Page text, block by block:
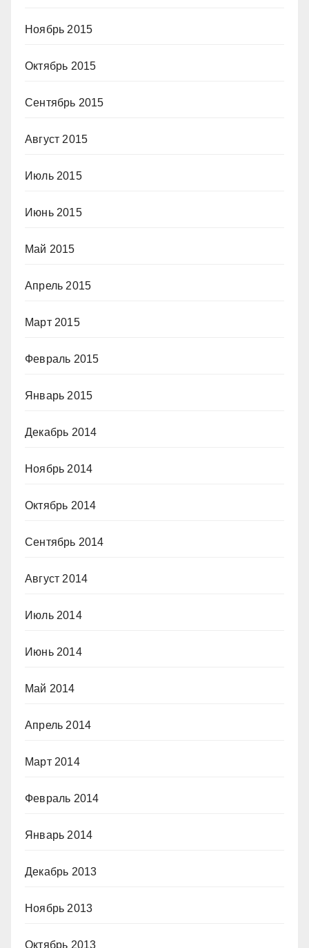
Ноябрь 2015
Октябрь 2015
Сентябрь 2015
Август 2015
Июль 2015
Июнь 2015
Май 2015
Апрель 2015
Март 2015
Февраль 2015
Январь 2015
Декабрь 2014
Ноябрь 2014
Октябрь 2014
Сентябрь 2014
Август 2014
Июль 2014
Июнь 2014
Май 2014
Апрель 2014
Март 2014
Февраль 2014
Январь 2014
Декабрь 2013
Ноябрь 2013
Октябрь 2013